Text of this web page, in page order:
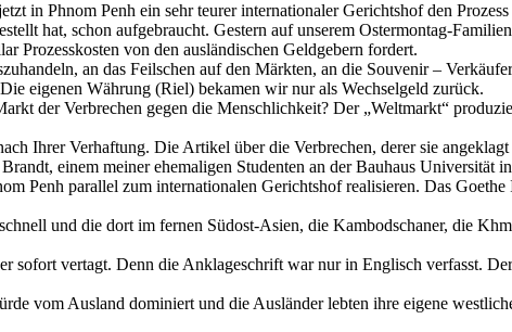
in Phnom Penh ein sehr teurer internationaler Gerichtshof den
hat, schon aufgebraucht. Gestern auf unserem Ostermontag-
Prozesskosten von den ausländischen Geldgebern fordert.
an das Feilschen auf den Märkten, an die Souvenir –
eigenen Währung (Riel) bekamen wir nur als Wechselgeld zurück.
der Verbrechen gegen die Menschlichkeit? Der „Weltmarkt“
Ihrer Verhaftung. Die Artikel über die Verbrechen, derer sie
einem meiner ehemaligen Studenten an der Bauhaus Universität
Penh parallel zum internationalen Gerichtshof realisieren. Das
und die dort im fernen Südost-Asien, die Kambodschaner, die
vertagt. Denn die Anklageschrift war nur in Englisch verfasst.
vom Ausland dominiert und die Ausländer lebten ihre eigene